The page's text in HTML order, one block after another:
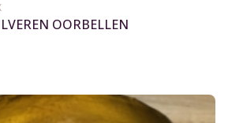
OORBELLEN